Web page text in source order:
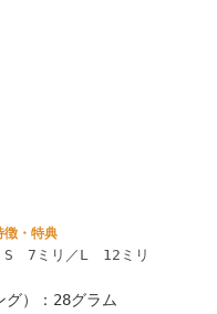
・特典
S 7ミリ／L 12ミリ
）：28グラム